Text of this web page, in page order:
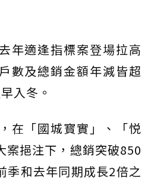
年適逢指標案登場拉高
數及總銷金額年減皆超
入冬。
在「國城寳實」、「悦
案挹注下，總銷突破850
季和去年同期成長2倍之